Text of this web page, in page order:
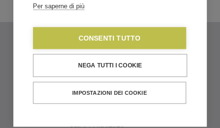
I nostri negozi
Sede di Rovigo
Corso del Popolo, 111
Tel.0425.21504
info@gasparetto1945.it
Piazzale Giuseppe Giusti, 6
Per saperne di più
CONSENTI TUTTO
NEGA TUTTI I COOKIE
IMPOSTAZIONI DEI COOKIE